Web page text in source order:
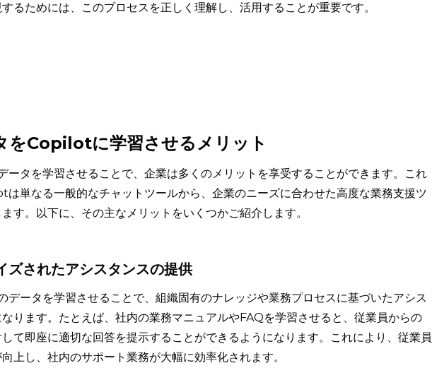
るためには、このプロセスを正しく理解し、活用することが重要です。
をCopilotに学習させるメリット
ータを学習させることで、企業は多くのメリットを享受することができます。これ
は単なる一般的なチャットツールから、企業のニーズに合わせた高度な業務支援ツ
す。以下に、その主なメリットをいくつかご紹介します。
ズされたアシスタンスの提供
ータを学習させることで、組織固有のナレッジや業務プロセスに基づいたアシス
ります。たとえば、社内の業務マニュアルやFAQを学習させると、従業員からの
て即座に適切な回答を提示することができるようになります。これにより、従業員
上し、社内のサポート業務が大幅に効率化されます。